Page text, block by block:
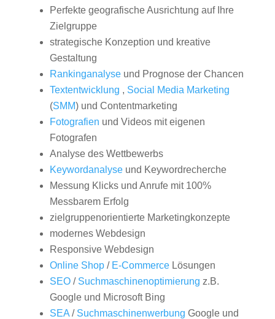
Perfekte geografische Ausrichtung auf Ihre
Zielgruppe
strategische Konzeption und kreative
Gestaltung
Rankinganalyseund Prognose der Chancen
Textentwicklung , Social Media Marketing
(SMM) und Contentmarketing
Fotografien und Videos mit eigenen
Fotografen
Analyse des Wettbewerbs
Keywordanalyseund Keywordrecherche
Messung Klicks und Anrufe mit 100%
Messbarem Erfolg
zielgruppenorientierte Marketingkonzepte
modernes Webdesign
Responsive Webdesign
Online Shop/ E-CommerceLösungen
SEO/ Suchmaschinenoptimierung z.B.
Google und Microsoft Bing
SEA/ Suchmaschinenwerbung Google und